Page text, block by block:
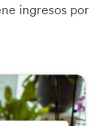
ingresos por